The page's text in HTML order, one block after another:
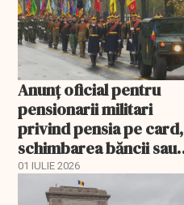
Anunţ oficial pentru
pensionarii militari
privind pensia pe card,
schimbarea băncii sau
revenirea la plata prin
Poşta Română
01 IULIE 2026